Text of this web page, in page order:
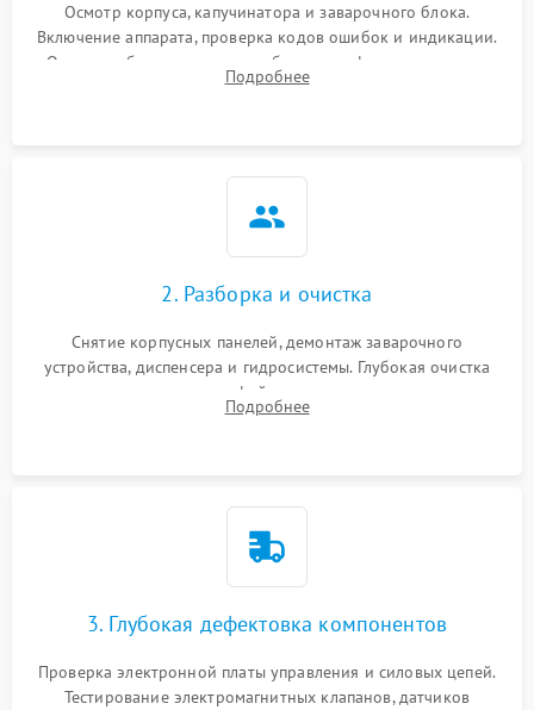
Осмотр корпуса, капучинатора и заварочного блока.
Включение аппарата, проверка кодов ошибок и индикации.
Оценка работы помпы, термоблока и кофемолки на слух.
Измерение температуры и давления воды для выявления
Подробнее
2. Разборка и очистка
Снятие корпусных панелей, демонтаж заварочного
устройства, диспенсера и гидросистемы. Глубокая очистка
внутренних узлов от кофейных масел, жмыха и накипи.
Промывка дренажных каналов и фильтров с использованием
Подробнее
3. Глубокая дефектовка компонентов
Проверка электронной платы управления и силовых цепей.
Тестирование электромагнитных клапанов, датчиков